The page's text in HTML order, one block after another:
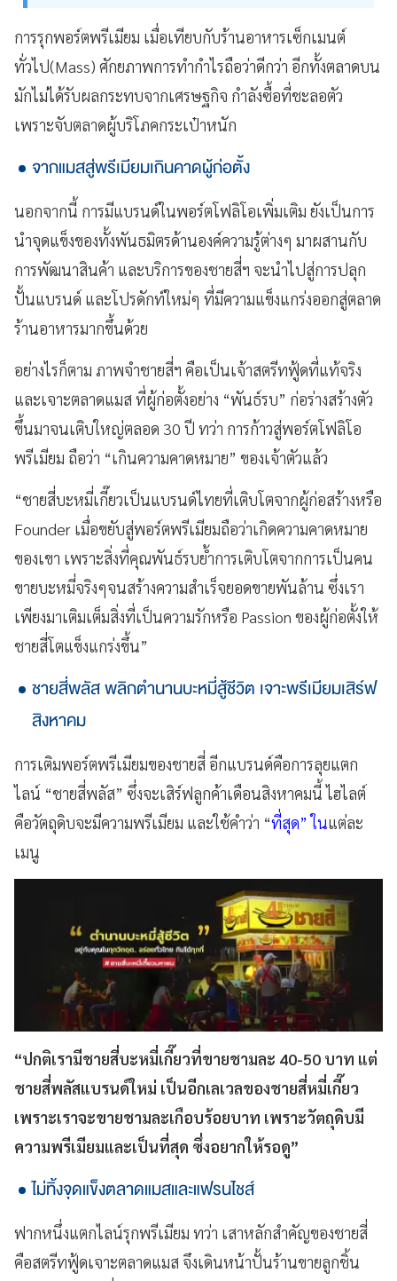
การรุกพอร์ตพรีเมียม เมื่อเทียบกับร้านอาหารเซ็กเมนต์
ทั่วไป(Mass) ศักยภาพการทำกำไรถือว่าดีกว่า อีกทั้งตลาดบน
มักไม่ได้รับผลกระทบจากเศรษฐกิจ กำลังซื้อที่ชะลอตัว
เพราะจับตลาดผู้บริโภคกระเป๋าหนัก
จากแมสสู่พรีเมียมเกินคาดผู้ก่อตั้ง
นอกจากนี้ การมีแบรนด์ในพอร์ตโฟลิโอเพิ่มเติม ยังเป็นการ
นำจุดแข็งของทั้งพันธมิตรด้านองค์ความรู้ต่างๆ มาผสานกับ
การพัฒนาสินค้า และบริการของชายสี่ฯ จะนำไปสู่การปลุก
ปั้นแบรนด์ และโปรดักท์ใหม่ๆ ที่มีความแข็งแกร่งออกสู่ตลาด
ร้านอาหารมากขึ้นด้วย
อย่างไรก็ตาม ภาพจำชายสี่ฯ คือเป็นเจ้าสตรีทฟู้ดที่แท้จริง
และเจาะตลาดแมส ที่ผู้ก่อตั้งอย่าง “พันธ์รบ” ก่อร่างสร้างตัว
ขึ้นมาจนเติบใหญ่ตลอด 30 ปี ทว่า การก้าวสู่พอร์ตโฟลิโอ
พรีเมียม ถือว่า “เกินความคาดหมาย” ของเจ้าตัวแล้ว
“ชายสี่บะหมี่เกี๊ยวเป็นแบรนด์ไทยที่เติบโตจากผู้ก่อสร้างหรือ
Founder เมื่อขยับสู่พอร์ตพรีเมียมถือว่าเกิดความคาดหมาย
ของเขา เพราะสิ่งที่คุณพันธ์รบย้ำการเติบโตจากการเป็นคน
ขายบะหมี่จริงๆจนสร้างความสำเร็จยอดขายพันล้าน ซึ่งเรา
เพียงมาเติมเต็มสิ่งที่เป็นความรักหรือ Passion ของผู้ก่อตั้งให้
ชายสี่โตแข็งแกร่งขึ้น”
ชายสี่พลัส พลิกตำนานบะหมี่สู้ชีวิต เจาะพรีเมียมเสิร์ฟ
สิงหาคม
การเติมพอร์ตพรีเมียมของชายสี่ อีกแบรนด์คือการลุยแตก
ไลน์ “ชายสี่พลัส” ซึ่งจะเสิร์ฟลูกค้าเดือนสิงหาคมนี้ ไฮไลต์
คือวัตถุดิบจะมีความพรีเมียม และใช้คำว่า “ที่สุด” ในแต่ละ
เมนู
“ปกติเรามีชายสี่บะหมี่เกี๊ยวที่ขายชามละ 40-50 บาท แต่
ชายสี่พลัสแบรนด์ใหม่ เป็นอีกเลเวลของชายสี่หมี่เกี๊ยว
เพราะเราจะขายชามละเกือบร้อยบาท เพราะวัตถุดิบมี
ความพรีเมียมและเป็นที่สุด ซึ่งอยากให้รอดู”
ไม่ทิ้งจุดแข็งตลาดแมสและแฟรนไชส์
ฟากหนึ่งแตกไลน์รุกพรีเมียม ทว่า เสาหลักสำคัญของชายสี่
คือสตรีทฟู้ดเจาะตลาดแมส จึงเดินหน้าปั้นร้านขายลูกชิ้น